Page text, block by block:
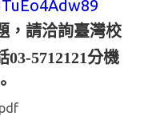
，請洽詢臺灣校
5712121分機